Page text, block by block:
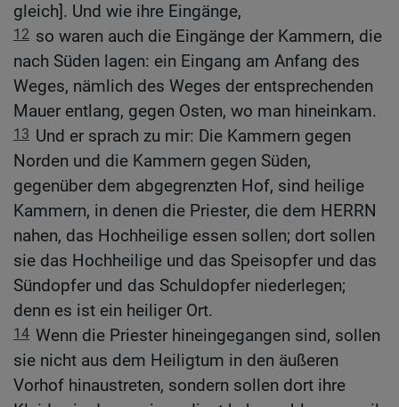
gleich]. Und wie ihre Eingänge,
12 so waren auch die Eingänge der Kammern, die
nach Süden lagen: ein Eingang am Anfang des
Weges, nämlich des Weges der entsprechenden
Mauer entlang, gegen Osten, wo man hineinkam.
13 Und er sprach zu mir: Die Kammern gegen
Norden und die Kammern gegen Süden,
gegenüber dem abgegrenzten Hof, sind heilige
Kammern, in denen die Priester, die dem HERRN
nahen, das Hochheilige essen sollen; dort sollen
sie das Hochheilige und das Speisopfer und das
Sündopfer und das Schuldopfer niederlegen;
denn es ist ein heiliger Ort.
14 Wenn die Priester hineingegangen sind, sollen
sie nicht aus dem Heiligtum in den äußeren
Vorhof hinaustreten, sondern sollen dort ihre